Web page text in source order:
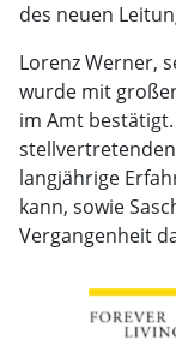
des neuen
Lorenz Werner,
wurde mit
im Amt
stellvertretenden
langjährige
kann, sowie
Vergangenheit